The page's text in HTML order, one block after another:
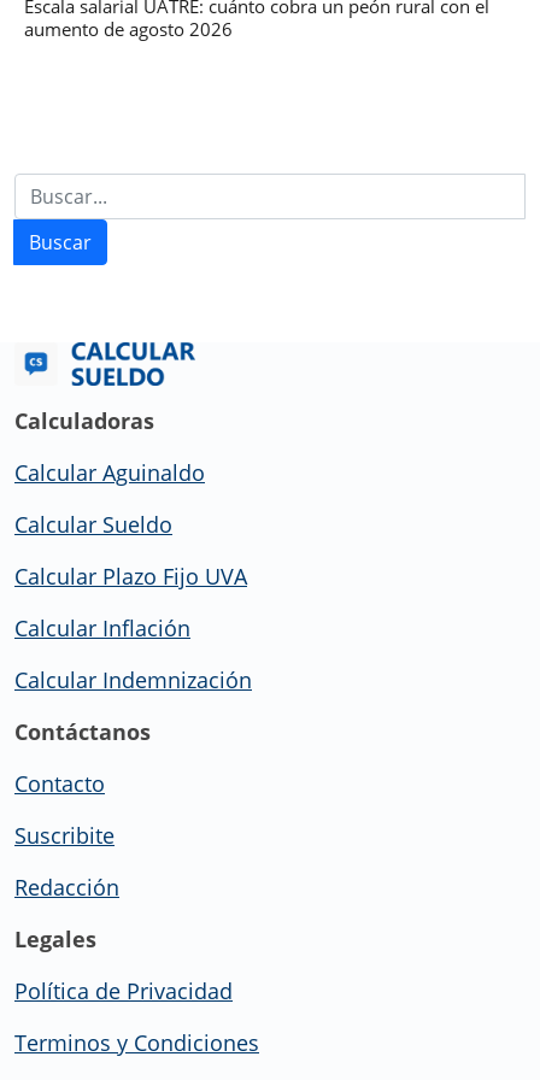
Escala salarial UATRE: cuánto cobra un peón rural con el
aumento de agosto 2026
Buscar
Calculadoras
Calcular Aguinaldo
Calcular Sueldo
Calcular Plazo Fijo UVA
Calcular Inflación
Calcular Indemnización
Contáctanos
Contacto
Suscribite
Redacción
Legales
Política de Privacidad
Terminos y Condiciones